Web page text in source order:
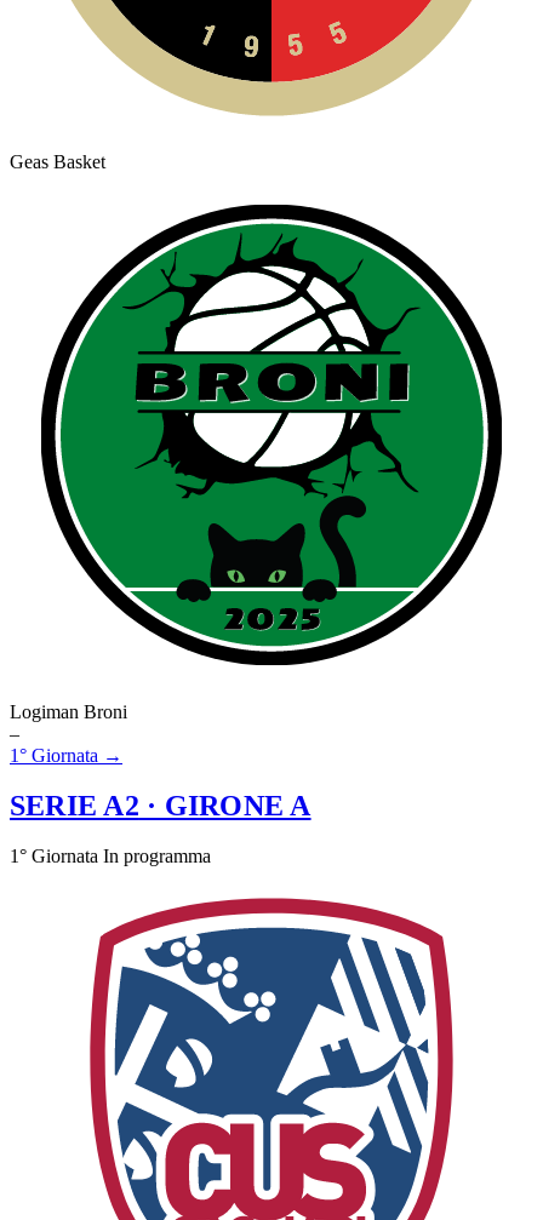
Geas Basket
Logiman Broni
–
1° Giornata →
SERIE A2 · GIRONE A
1° Giornata In programma